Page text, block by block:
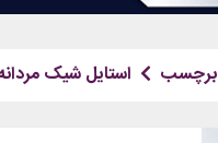
برچسب استایل شیک